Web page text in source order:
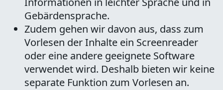
Gebärdensprache.
Zudem gehen wir davon aus, dass zum
Vorlesen der Inhalte ein Screenreader
oder eine andere geeignete Software
verwendet wird. Deshalb bieten wir keine
separate Funktion zum Vorlesen an.